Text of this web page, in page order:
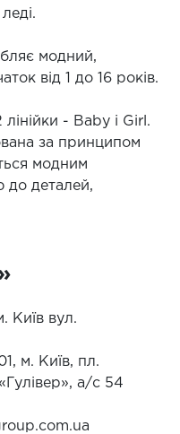
модний,
від 1 до 16 років.
- Baby і Girl.
за принципом
модним
до деталей,
Київ вул.
м. Київ, пл.
а/с 54